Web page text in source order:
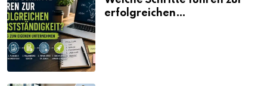
erfolgreichen